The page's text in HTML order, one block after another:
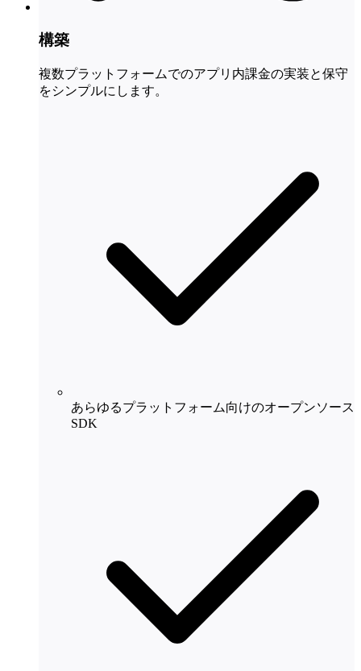
構築
複数プラットフォームでのアプリ内課金の実装と保守
をシンプルにします。
あらゆるプラットフォーム向けのオープンソース
SDK